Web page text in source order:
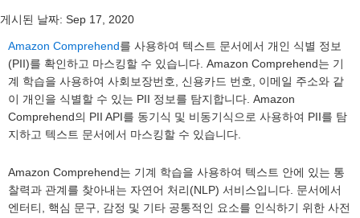
게시된 날짜: Sep 17, 2020
Amazon Comprehend를 사용하여 텍스트 문서에서 개인 식별 정보
(PII)를 확인하고 마스킹할 수 있습니다. Amazon Comprehend는 기
계 학습을 사용하여 사회보장번호, 신용카드 번호, 이메일 주소와 같
이 개인을 식별할 수 있는 PII 정보를 탐지합니다. Amazon
Comprehend의 PII API를 동기식 및 비동기식으로 사용하여 PII를 탐
지하고 텍스트 문서에서 마스킹할 수 있습니다.
Amazon Comprehend는 기계 학습을 사용하여 텍스트 안에 있는 통
찰력과 관계를 찾아내는 자연어 처리(NLP) 서비스입니다. 문서에서
엔터티, 핵심 문구, 감정 및 기타 공통적인 요소를 인식하기 위한 사전